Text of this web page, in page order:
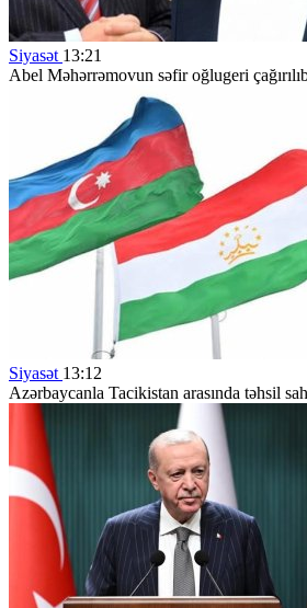
Siyasət 13:21
Abel Məhərrəmovun səfir oğlugeri
Siyasət 13:12
Azərbaycanla Tacikistan arasında təhsil